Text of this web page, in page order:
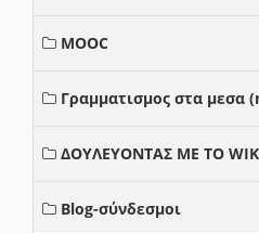
MOOC
Γραμματισμος στα μεσα
ΔΟΥΛΕΥΟΝΤΑΣ ΜΕ ΤΟ
Blog-σύνδεσμοι